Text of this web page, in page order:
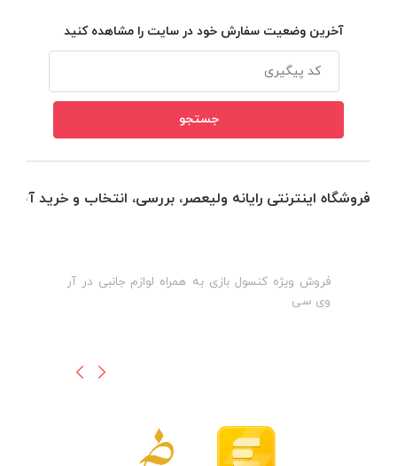
آخرین وضعیت سفارش خود در سایت را مشاهده کنید
فروشگاه اینترنتی رایانه ولیعصر، بررسی، انتخاب و خرید
فروش ویژه کنسول بازی به همراه لوازم جانبی در آر
وی سی